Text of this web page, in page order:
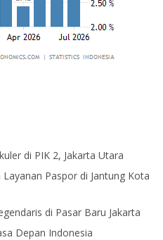
di PIK 2, Jakarta Utara
Paspor di Jantung Kota
di Pasar Baru Jakarta
Depan Indonesia